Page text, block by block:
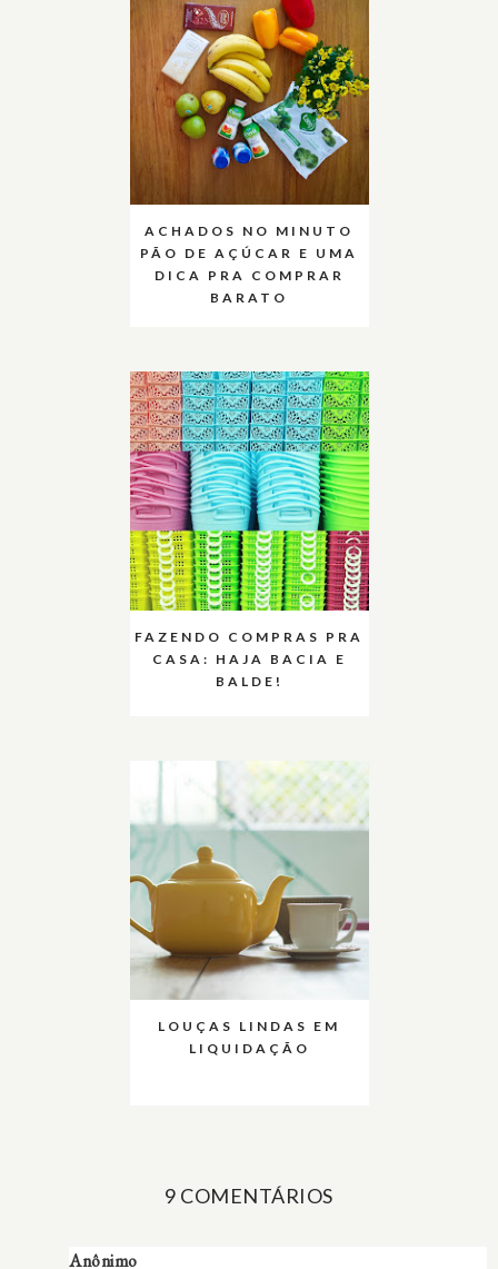
ACHADOS NO MINUTO
PÃO DE AÇÚCAR E UMA
DICA PRA COMPRAR
BARATO
FAZENDO COMPRAS PRA
CASA: HAJA BACIA E
BALDE!
LOUÇAS LINDAS EM
LIQUIDAÇÃO
9 COMENTÁRIOS
Anônimo